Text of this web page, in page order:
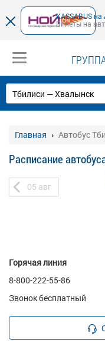
KASSABUS на
Билеты на
Главная Автобус
Расписание
05 авг
Горячая линия
8-800-222-55-86
Звонок бесплатный